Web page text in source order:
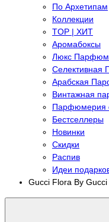
По Архетипам
Коллекции
TOP | ХИТ
Аромабоксы
Люкс
Селективная
Арабская
Винтажная
Парфюмерия
Бестселлеры
Новинки
Скидки
Распив
Идеи
Gucci Flora By